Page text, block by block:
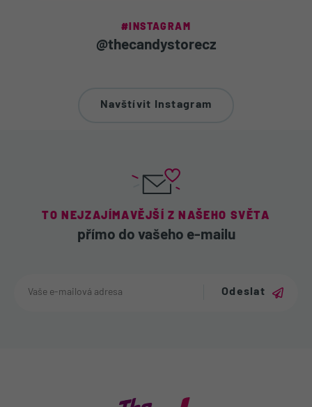
#INSTAGRAM
@thecandystorecz
Navštívit Instagram
TO NEJZAJÍMAVĚJŠÍ Z NAŠEHO SVĚTA
přímo do vašeho e-mailu
Odeslat